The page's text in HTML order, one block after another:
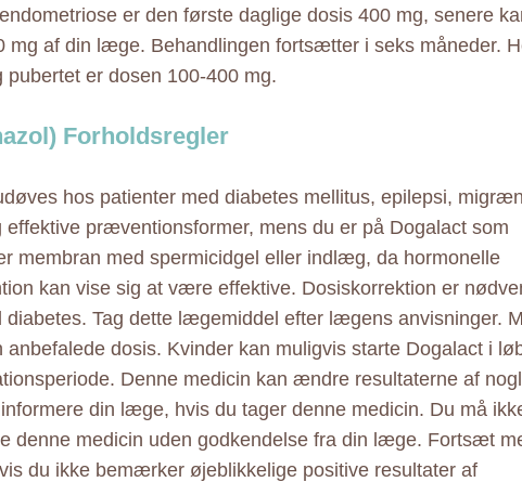
er den første daglige dosis 400 mg, senere
mg af din læge. Behandlingen fortsætter i seks måneder.
pubertet er dosen 100-400 mg.
Forholdsregler
hos patienter med diabetes mellitus, epilepsi,
effektive præventionsformer, mens du er på Dogalact som
membran med spermicidgel eller indlæg, da hormonelle
kan vise sig at være effektive. Dosiskorrektion er
diabetes. Tag dette lægemiddel efter lægens anvisninger.
anbefalede dosis. Kvinder kan muligvis starte Dogalact i
Denne medicin kan ændre resultaterne af
din læge, hvis du tager denne medicin. Du må
denne medicin uden godkendelse fra din læge. Fortsæt
du ikke bemærker øjeblikkelige positive resultater af